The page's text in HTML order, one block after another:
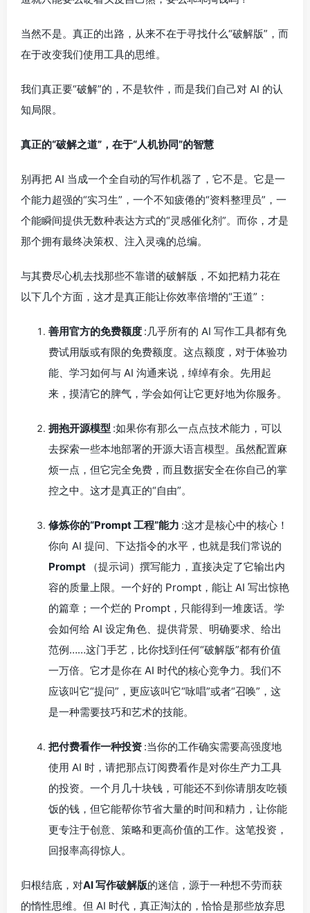
当然不是。真正的出路，从来不在于寻找什么“破解版”，而
在于改变我们使用工具的思维。
我们真正要“破解”的，不是软件，而是我们自己对 AI 的认
知局限。
真正的“破解之道”，在于“人机协同”的智慧
别再把 AI 当成一个全自动的写作机器了，它不是。它是一
个能力超强的“实习生”，一个不知疲倦的“资料整理员”，一
个能瞬间提供无数种表达方式的“灵感催化剂”。而你，才是
那个拥有最终决策权、注入灵魂的总编。
与其费尽心机去找那些不靠谱的破解版，不如把精力花在
以下几个方面，这才是真正能让你效率倍增的“王道”：
善用官方的免费额度 :几乎所有的 AI 写作工具都有免
费试用版或有限的免费额度。这点额度，对于体验功
能、学习如何与 AI 沟通来说，绰绰有余。先用起
来，摸清它的脾气，学会如何让它更好地为你服务。
拥抱开源模型 :如果你有那么一点点技术能力，可以
去探索一些本地部署的开源大语言模型。虽然配置麻
烦一点，但它完全免费，而且数据安全在你自己的掌
控之中。这才是真正的“自由”。
修炼你的“Prompt 工程”能力 :这才是核心中的核心！
你向 AI 提问、下达指令的水平，也就是我们常说的
Prompt
（提示词）撰写能力，直接决定了它输出内
容的质量上限。一个好的 Prompt，能让 AI 写出惊艳
的篇章；一个烂的 Prompt，只能得到一堆废话。学
会如何给 AI 设定角色、提供背景、明确要求、给出
范例……这门手艺，比你找到任何“破解版”都有价值
一万倍。它才是你在 AI 时代的核心竞争力。我们不
应该叫它“提问”，更应该叫它“咏唱”或者“召唤”，这
是一种需要技巧和艺术的技能。
把付费看作一种投资 :当你的工作确实需要高强度地
使用 AI 时，请把那点订阅费看作是对你生产力工具
的投资。一个月几十块钱，可能还不到你请朋友吃顿
饭的钱，但它能帮你节省大量的时间和精力，让你能
更专注于创意、策略和更高价值的工作。这笔投资，
回报率高得惊人。
归根结底，对AI 写作破解版的迷信，源于一种想不劳而获
的惰性思维。但 AI 时代，真正淘汰的，恰恰是那些放弃思